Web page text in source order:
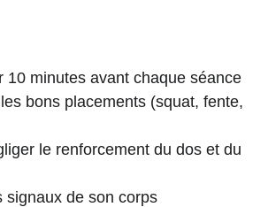
10 minutes avant chaque séance
bons placements (squat, fente,
le renforcement du dos et du
signaux de son corps